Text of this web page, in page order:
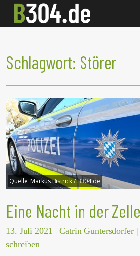
Schlagwort: Störer
Quelle: Markus Bistrick / B304.de
Eine Nacht in der Zelle
13. Juli 2021 | Catrin Guntersdorfer |
schreiben